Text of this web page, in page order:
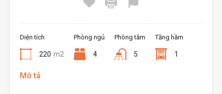
Diện tích
220 m2
Phòng ngủ
4
Phòng tắm
5
Tầng hầm
1
Mô tả